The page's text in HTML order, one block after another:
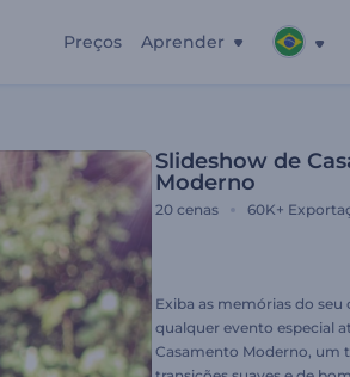
Preços Aprender
Slideshow de
Moderno
20 cenas 60K+
Exiba as memórias do seu
qualquer evento especial
Casamento Moderno, um